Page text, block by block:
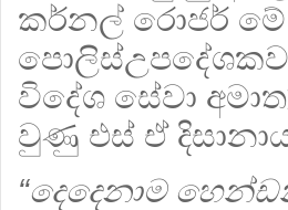
කර්නල් රොජර් මේ
විදේශ සේවා
වුණු එස් ඒ
“දෙදෙනාම